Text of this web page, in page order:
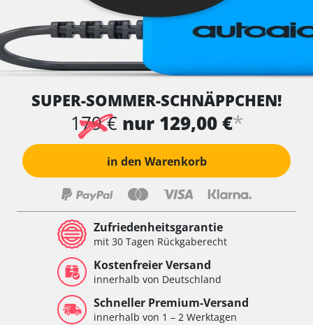
SUPER-SOMMER-SCHNÄPPCHEN!
179 € nur 129,00 €*
in den Warenkorb
Zufriedenheitsgarantie
mit 30 Tagen Rückgaberecht
Kostenfreier Versand
innerhalb von Deutschland
Schneller Premium-Versand
innerhalb von 1 – 2 Werktagen